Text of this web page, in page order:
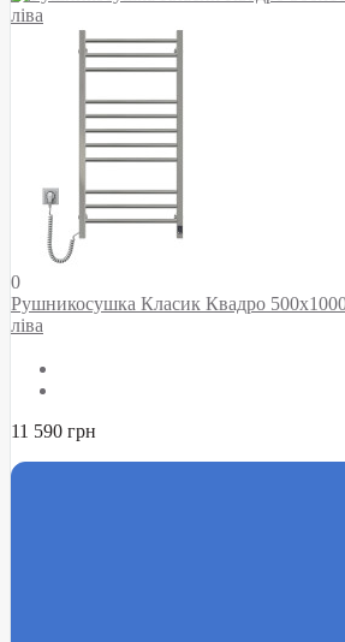
0
Рушникосушка Класик Квадро
ліва
11 590 грн